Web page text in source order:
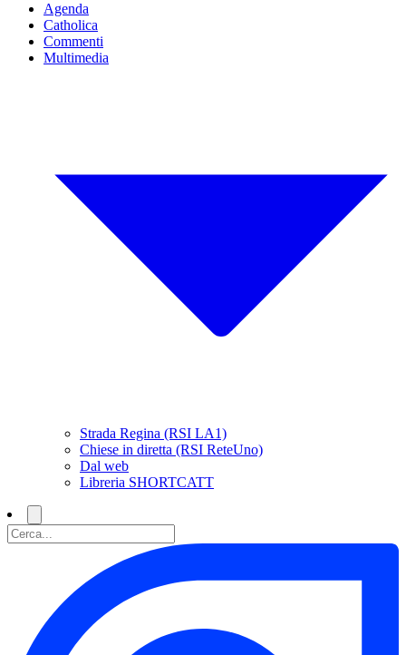
Agenda
Catholica
Commenti
Multimedia
Strada Regina (RSI LA1)
Chiese in diretta (RSI ReteUno)
Dal web
Libreria SHORTCATT